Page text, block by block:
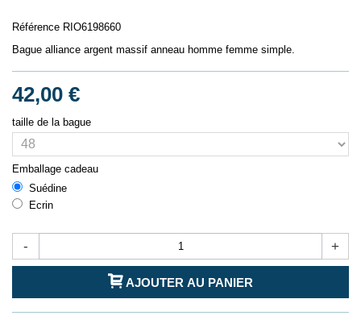
Référence RIO6198660
Bague alliance argent massif anneau homme femme simple.
42,00 €
taille de la bague
Emballage cadeau
Suédine
Ecrin
- +
AJOUTER AU PANIER